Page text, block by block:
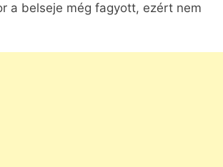
a belseje még fagyott, ezért nem